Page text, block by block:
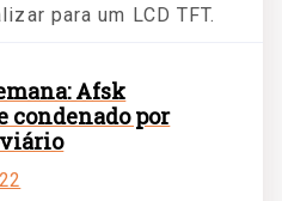
para um LCD TFT.
Afsk
condenado por